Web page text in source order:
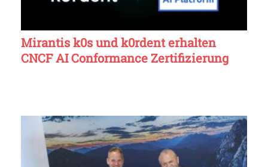
Mirantis k0s und k0rdent erhalten
CNCF AI Conformance Zertifizierung